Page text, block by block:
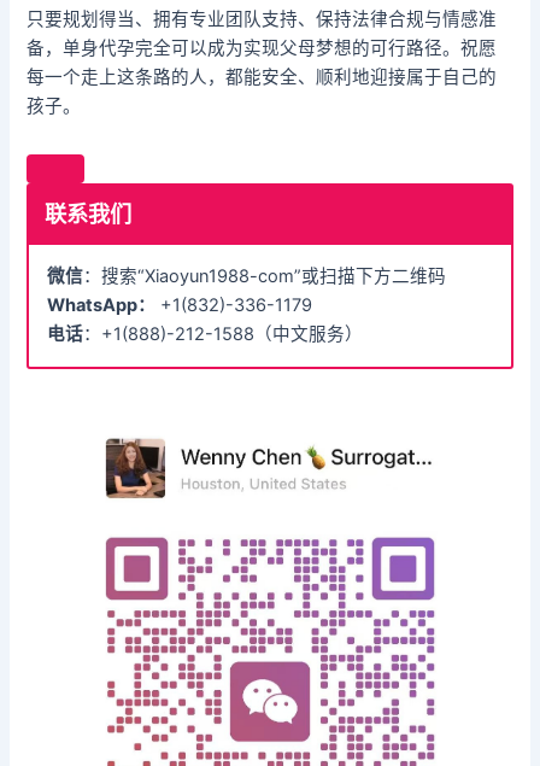
只要规划得当、拥有专业团队支持、保持法律合规与情感准
备，单身代孕完全可以成为实现父母梦想的可行路径。祝愿
每一个走上这条路的人，都能安全、顺利地迎接属于自己的
孩子。
联系我们
微信：搜索“Xiaoyun1988-com”或扫描下方二维码
WhatsApp：
+1(832)-336-1179
电话：+1(888)-212-1588（中文服务）